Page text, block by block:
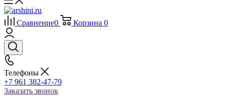
Сравнение0 Корзина 0
Телефоны
+7 961 382-47-79
Заказать звонок